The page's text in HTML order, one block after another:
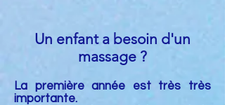
Un enfant a besoin d'un
massage ?
La première année est très très
importante.